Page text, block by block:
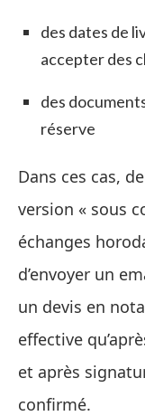
des dates de
accepter des
des
réserve
Dans ces cas,
version « sous
échanges
d’envoyer un
un devis en
effective
et après
confirmé.